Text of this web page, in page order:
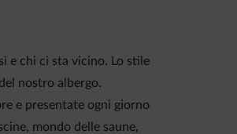
e chi ci sta vicino. Lo stile
nostro albergo.
e presentate ogni giorno
mondo delle saune,